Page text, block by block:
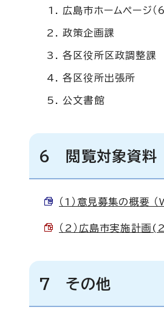
広島市ホームページ
政策企画課
各区役所区政調整課
各区役所出張所
公文書館
6 閲覧対象資料
（1）意見募集の概要
（2）広島市実施計画
7 その他